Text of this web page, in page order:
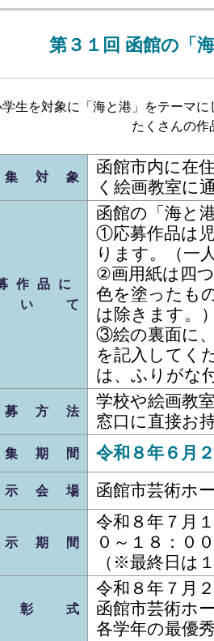
第３１回 函館の「
生を対象に「海と港」をテーマ
たくさんの
対象
函館市内に在
く絵画教室に
作品に
いて
函館の「海と
①応募作品は
ります。（一
②画用紙は四
色を塗ったも
は除きます。
③絵の裏面に
を記入してく
は、ふりがな
方法
学校や絵画教
窓口に直接お
期間 令和８年６月
会場 函館市芸術ホ
期間
令和８年７月
０～１８：００
（※最終日は
彰 式
令和８年７月
函館市芸術ホ
各学年の最優